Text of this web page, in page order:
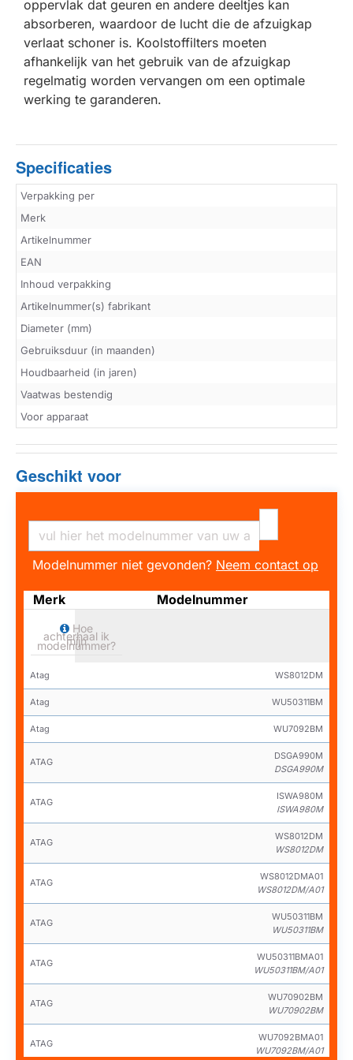
oppervlak dat geuren en andere deeltjes kan
absorberen, waardoor de lucht die de afzuigkap
verlaat schoner is. Koolstoffilters moeten
afhankelijk van het gebruik van de afzuigkap
regelmatig worden vervangen om een optimale
werking te garanderen.
Specificaties
Verpakking per
Merk
Artikelnummer
EAN
Inhoud verpakking
Artikelnummer(s) fabrikant
Diameter (mm)
Gebruiksduur (in maanden)
Houdbaarheid (in jaren)
Vaatwas bestendig
Voor apparaat
Geschikt voor
Modelnummer niet gevonden? Neem contact op
Merk Modelnummer
Hoe
achterhaal ik
mijn
modelnummer?
Atag WS8012DM
Atag WU50311BM
Atag WU7092BM
ATAG
DSGA990M
DSGA990M
ATAG
ISWA980M
ISWA980M
ATAG
WS8012DM
WS8012DM
ATAG
WS8012DMA01
WS8012DM/A01
ATAG
WU50311BM
WU50311BM
ATAG
WU50311BMA01
WU50311BM/A01
ATAG
WU70902BM
WU70902BM
ATAG
WU7092BMA01
WU7092BM/A01